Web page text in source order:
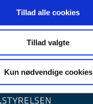
Tillad alle cookies
Tillad valgte
Kun nødvendige cookies